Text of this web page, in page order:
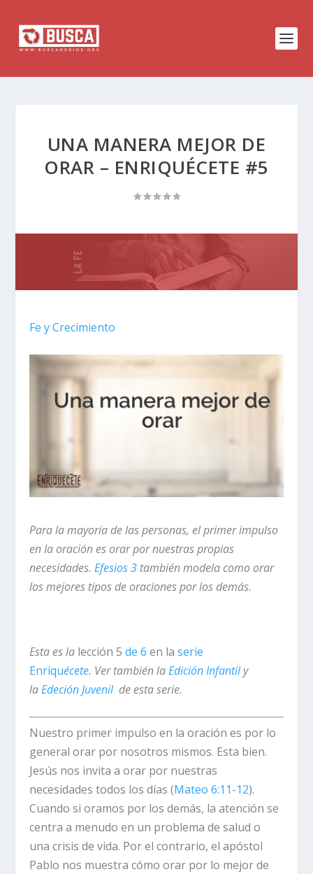
UNA MANERA MEJOR DE
ORAR – ENRIQUÉCETE #5
Fe y Crecimiento
Para la mayoría de las personas, el primer impulso
en la oración es orar por nuestras propias
necesidades.Efesios 3 también modela como orar
los mejores tipos de oraciones por los demás.
Esta es la lección 5de 6 en laserie
Enriquécete. Ver también laEdición Infantily
laEdeción Juvenil de esta serie.
Nuestro primer impulso en la oración es por lo
general orar por nosotros mismos. Esta bien.
Jesús nos invita a orar por nuestras
necesidades todos los días (Mateo 6:11-12).
Cuando si oramos por los demás, la atención se
centra a menudo en un problema de salud o
una crisis de vida. Por el contrario, el apóstol
Pablo nos muestra cómo orar por lo mejor de